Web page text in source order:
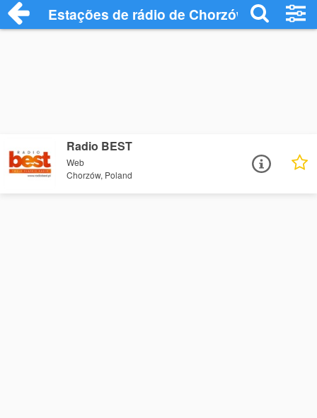
Estações de rádio de Chorzów - Ouça
Radio BEST
Web
Chorzów, Poland